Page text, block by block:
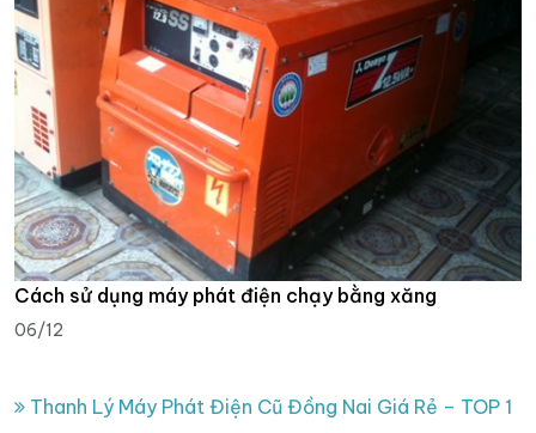
Cách sử dụng máy phát điện chạy bằng xăng
06/12
Thanh Lý Máy Phát Điện Cũ Đồng Nai Giá Rẻ – TOP 1